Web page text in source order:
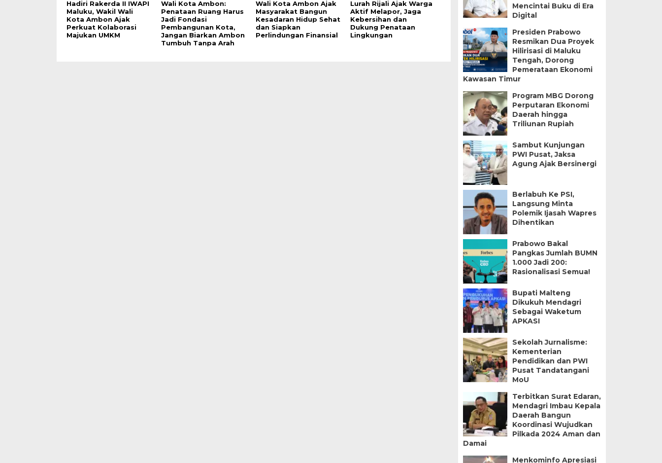
Hadiri Rakerda II IWAPI
Maluku, Wakil Wali
Kota Ambon Ajak
Perkuat Kolaborasi
Majukan UMKM
Wali Kota Ambon:
Penataan Ruang Harus
Jadi Fondasi
Pembangunan Kota,
Jangan Biarkan Ambon
Tumbuh Tanpa Arah
Wali Kota Ambon Ajak
Masyarakat Bangun
Kesadaran Hidup Sehat
dan Siapkan
Perlindungan Finansial
Lurah Rijali Ajak Warga
Aktif Melapor, Jaga
Kebersihan dan
Dukung Penataan
Lingkungan
Mencintai Buku di Era
Digital
Presiden Prabowo
Resmikan Dua Proyek
Hilirisasi di Maluku
Tengah, Dorong
Pemerataan Ekonomi
Kawasan Timur
Program MBG Dorong
Perputaran Ekonomi
Daerah hingga
Triliunan Rupiah
Sambut Kunjungan
PWI Pusat, Jaksa
Agung Ajak Bersinergi
Berlabuh Ke PSI,
Langsung Minta
Polemik Ijasah Wapres
Dihentikan
Prabowo Bakal
Pangkas Jumlah BUMN
1.000 Jadi 200:
Rasionalisasi Semua!
Bupati Malteng
Dikukuh Mendagri
Sebagai Waketum
APKASI
Sekolah Jurnalisme:
Kementerian
Pendidikan dan PWI
Pusat Tandatangani
MoU
Terbitkan Surat Edaran,
Mendagri Imbau Kepala
Daerah Bangun
Koordinasi Wujudkan
Pilkada 2024 Aman dan
Damai
Menkominfo Apresiasi